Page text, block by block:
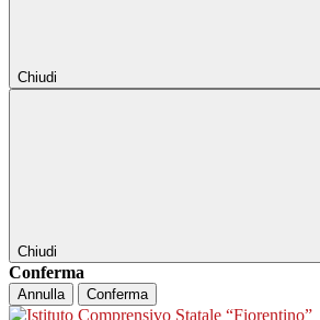
Chiudi
Chiudi
Conferma
Annulla Conferma